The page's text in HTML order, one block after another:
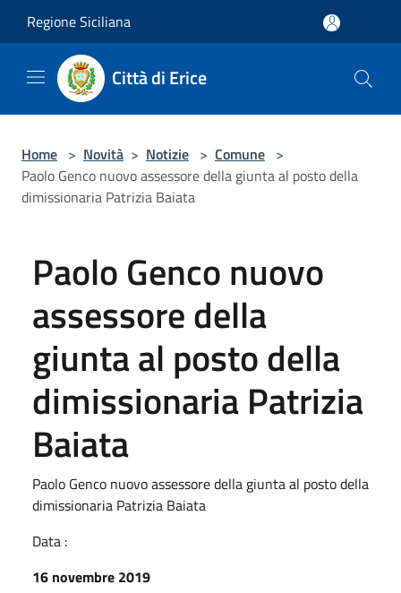
Regione Siciliana
Città di Erice
Home > Novità > Notizie > Comune >
Paolo Genco nuovo assessore della giunta al posto della
dimissionaria Patrizia Baiata
Paolo Genco nuovo
assessore della
giunta al posto della
dimissionaria Patrizia
Baiata
Paolo Genco nuovo assessore della giunta al posto della
dimissionaria Patrizia Baiata
Data :
16 novembre 2019